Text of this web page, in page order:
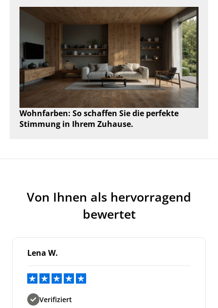
Wohnfarben: So schaffen Sie die perfekte
Stimmung in Ihrem Zuhause.
Von Ihnen als hervorragend
bewertet
Lena W.
Verifiziert